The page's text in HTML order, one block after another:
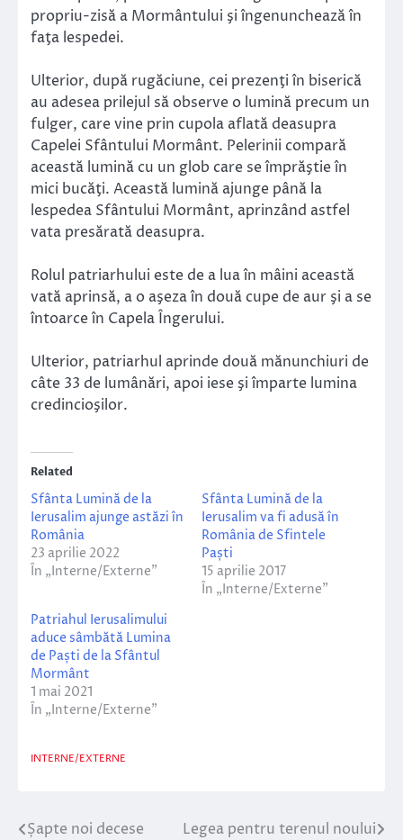
propriu-zisă a Mormântului şi îngenunchează în
faţa lespedei.
Ulterior, după rugăciune, cei prezenţi în biserică
au adesea prilejul să observe o lumină precum un
fulger, care vine prin cupola aflată deasupra
Capelei Sfântului Mormânt. Pelerinii compară
această lumină cu un glob care se împrăştie în
mici bucăţi. Această lumină ajunge până la
lespedea Sfântului Mormânt, aprinzând astfel
vata presărată deasupra.
Rolul patriarhului este de a lua în mâini această
vată aprinsă, a o aşeza în două cupe de aur şi a se
întoarce în Capela Îngerului.
Ulterior, patriarhul aprinde două mănunchiuri de
câte 33 de lumânări, apoi iese şi împarte lumina
credincioşilor.
Related
Sfânta Lumină de la
Ierusalim ajunge astăzi în
România
23 aprilie 2022
În „Interne/Externe”
Sfânta Lumină de la
Ierusalim va fi adusă în
România de Sfintele
Paști
15 aprilie 2017
În „Interne/Externe”
Patriahul Ierusalimului
aduce sâmbătă Lumina
de Paști de la Sfântul
Mormânt
1 mai 2021
În „Interne/Externe”
INTERNE/EXTERNE
Navigare
Șapte noi decese Legea pentru terenul noului